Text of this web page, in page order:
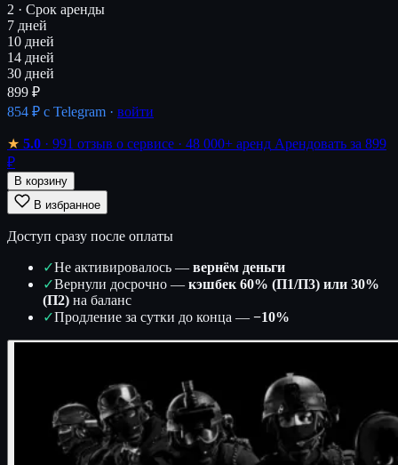
2 · Срок аренды
7 дней
10 дней
14 дней
30 дней
899 ₽
854 ₽ с Telegram · войти
★ 5.0 · 991 отзыв о сервисе · 48 000+ аренд Арендовать за 899
₽
В корзину
В избранное
Доступ сразу после оплаты
✓Не активировалось — вернём деньги
✓Вернули досрочно — кэшбек 60% (П1/П3) или 30%
(П2) на баланс
✓Продление за сутки до конца — −10%